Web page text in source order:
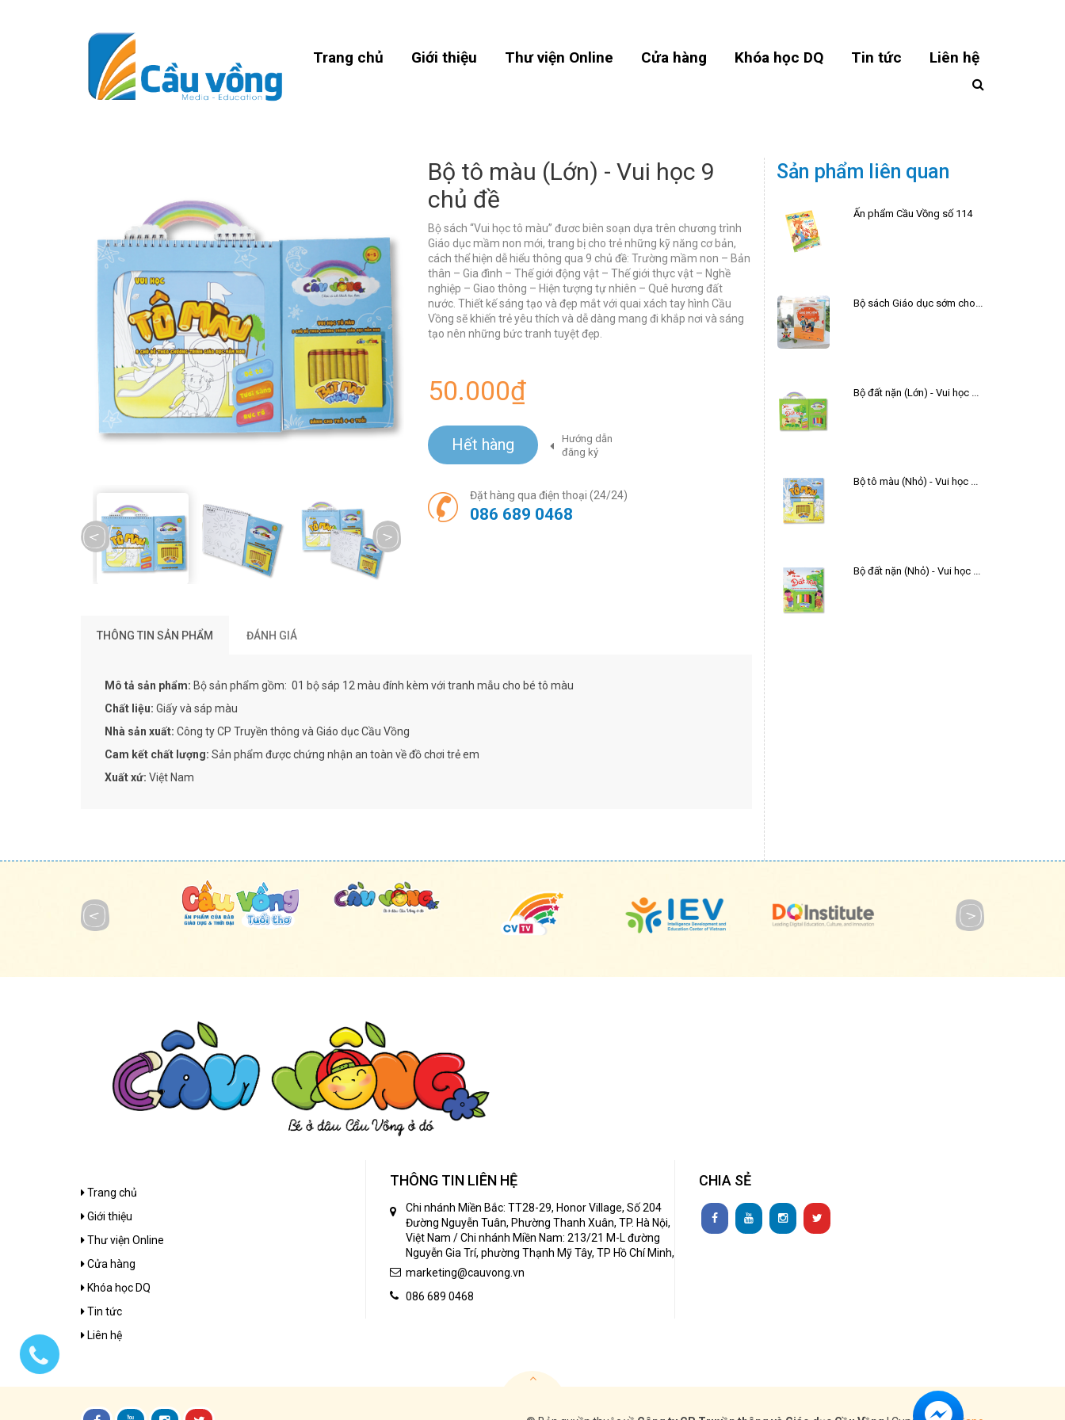
Trang chủ Giới thiệu Thư viện Online Cửa hàng Khóa học DQ Tin tức Liên hệ
prev next
Bộ tô màu (Lớn) - Vui học 9
chủ đề
Bộ sách “Vui học tô màu” đươc biên soạn dựa trên chương trình
Giáo dục mầm non mới, trang bị cho trẻ những kỹ năng cơ bản,
cách thể hiện dễ hiểu thông qua 9 chủ đề: Trường mầm non – Bản
thân – Gia đình – Thế giới động vật – Thế giới thực vật – Nghề
nghiệp – Giao thông – Hiện tượng tự nhiên – Quê hương đất
nước. Thiết kế sáng tạo và đẹp mắt với quai xách tay hình Cầu
Vồng sẽ khiến trẻ yêu thích và dễ dàng mang đi khắp nơi và sáng
tạo nên những bức tranh tuyệt đẹp.
50.000₫
Hết hàng
Hướng dẫn
đăng ký
Đặt hàng qua điện thoại (24/24)
086 689 0468
THÔNG TIN SẢN PHẨM ĐÁNH GIÁ
Mô tả sản phẩm: Bộ sản phẩm gồm: 01 bộ sáp 12 màu đính kèm với tranh mẫu cho bé tô màu
Chất liệu: Giấy và sáp màu
Nhà sản xuất: Công ty CP Truyền thông và Giáo dục Cầu Vồng
Cam kết chất lượng: Sản phẩm được chứng nhận an toàn về đồ chơi trẻ em
Xuất xứ: Việt Nam
Sản phẩm liên quan
Ấn phẩm Cầu Vồng số 114
Bộ sách Giáo dục sớm cho trẻ từ 0-36 tháng tuổi
Bộ đất nặn (Lớn) - Vui học 9 chủ đề
Bộ tô màu (Nhỏ) - Vui học 9 chủ đề (4 - 5 tuổi)
Bộ đất nặn (Nhỏ) - Vui học 9 chủ đề
Trang chủ
Giới thiệu
Thư viện Online
Cửa hàng
Khóa học DQ
Tin tức
Liên hệ
THÔNG TIN LIÊN HỆ
Chi nhánh Miền Bắc: TT28-29, Honor Village, Số 204
Đường Nguyễn Tuân, Phường Thanh Xuân, TP. Hà Nội,
Việt Nam / Chi nhánh Miền Nam: 213/21 M-L đường
Nguyễn Gia Trí, phường Thạnh Mỹ Tây, TP Hồ Chí Minh,
marketing@cauvong.vn
086 689 0468
CHIA SẺ